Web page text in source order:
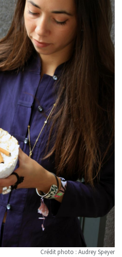
Crédit photo : Audrey Speyer